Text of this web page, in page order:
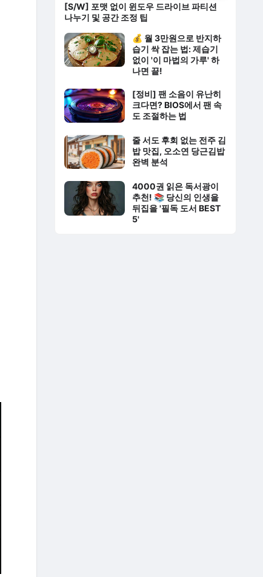
[S/W] 포맷 없이 윈도우 드라이브 파티션
나누기 및 공간 조정 팁
💰 월 3만원으로 반지하
습기 싹 잡는 법: 제습기
없이 '이 마법의 가루' 하
나면 끝!
[정비] 팬 소음이 유난히
크다면? BIOS에서 팬 속
도 조절하는 법
줄 서도 후회 없는 전주 김
밥 맛집, 오소연 당근김밥
완벽 분석
4000권 읽은 독서광이
추천! 📚 당신의 인생을
뒤집을 '필독 도서 BEST
5'